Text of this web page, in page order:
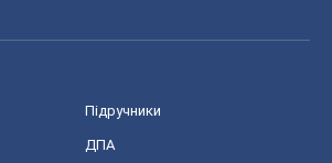
Підручники
ДПА